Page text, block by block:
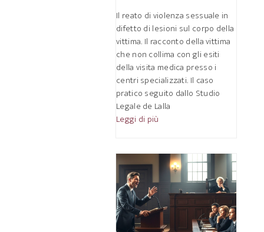
Il reato di violenza sessuale in
difetto di lesioni sul corpo della
vittima. Il racconto della vittima
che non collima con gli esiti
della visita medica presso i
centri specializzati. Il caso
pratico seguito dallo Studio
Legale de Lalla
Leggi di più